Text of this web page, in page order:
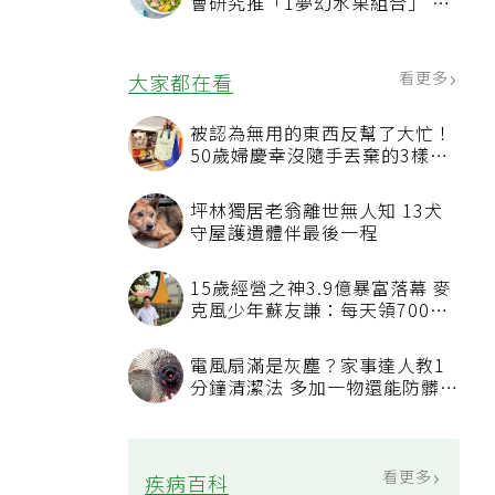
大家都在看 看更多
被認為無用的東西反幫了大忙！
50歲婦慶幸沒隨手丟棄的3樣物
坪林獨居老翁離世無人知 13犬
守屋護遺體伴最後一程
15歲經營之神3.9億暴富落幕 麥
克風少年蘇友謙：每天領700元
電風扇滿是灰塵？家事達人教1
分鐘清潔法 多加一物還能防髒汙
疾病百科 看更多